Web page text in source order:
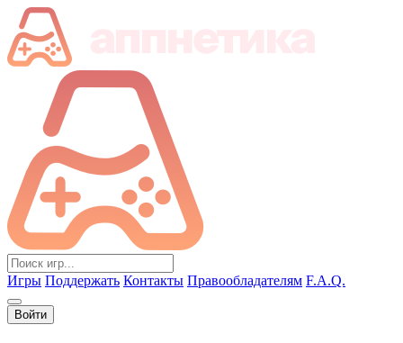
Игры Поддержать Контакты Правообладателям F.A.Q.
Войти